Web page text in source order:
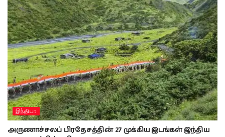
இந்தியா
அருணாச்சலப் பிரதேசத்தின் 27 முக்கிய இடங்கள் இந்திய